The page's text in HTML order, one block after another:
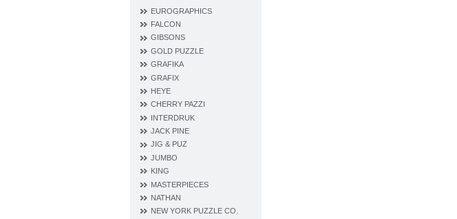
EUROGRAPHICS
FALCON
GIBSONS
GOLD PUZZLE
GRAFIKA
GRAFIX
HEYE
CHERRY PAZZI
INTERDRUK
JACK PINE
JIG & PUZ
JUMBO
KING
MASTERPIECES
NATHAN
NEW YORK PUZZLE CO.